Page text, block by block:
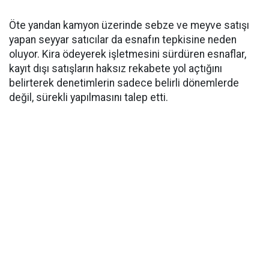
Öte yandan kamyon üzerinde sebze ve meyve satışı
yapan seyyar satıcılar da esnafın tepkisine neden
oluyor. Kira ödeyerek işletmesini sürdüren esnaflar,
kayıt dışı satışların haksız rekabete yol açtığını
belirterek denetimlerin sadece belirli dönemlerde
değil, sürekli yapılmasını talep etti.